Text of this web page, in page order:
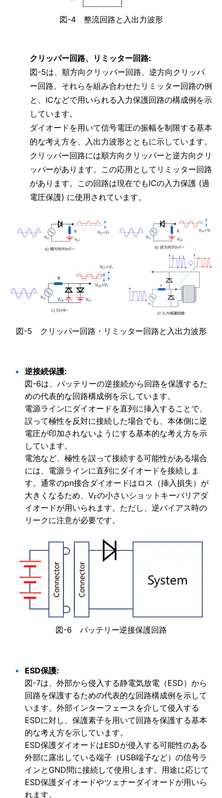
図-4 整流回路と入出力波形
図-5 クリッパー回路・リミッター回路と入出力波形
クリッパー回路、リミッター回路:
図-5は、順方向クリッパー回路、逆方向クリッパ
ー回路、それらを組み合わせたリミッター回路の例
と、ICなどで用いられる入力保護回路の構成例を示
しています。
ダイオードを用いて信号電圧の振幅を制限する基本
的な考え方を、入出力波形とともに示しています。
クリッパー回路には順方向クリッパーと逆方向クリ
ッパーがあります。この応用としてリミッター回路
があります。この回路は現在でもICの入力保護 (過
電圧保護) に使用されています。
図-6 バッテリー逆接保護回路
逆接続保護:
図-6は、バッテリーの逆接続から回路を保護するた
めの代表的な回路構成例を示しています。
電源ラインにダイオードを直列に挿入することで、
誤って極性を反対に接続した場合でも、本体側に逆
電圧が印加されないようにする基本的な考え方を示
しています。
電池など、極性を誤って接続する可能性がある場合
には、電源ラインに直列にダイオードを接続しま
す。通常のpn接合ダイオードはロス（挿入損失）が
大きくなるため、VFの小さいショットキーバリアダ
イオードが用いられます。ただし、逆バイアス時の
リークに注意が必要です。
ESD保護:
図-7は、外部から侵入する静電気放電（ESD）から
回路を保護するための代表的な回路構成例を示して
います。外部インターフェースを介して侵入する
ESDに対し、保護素子を用いて回路を保護する基本
的な考え方を示しています。
ESD保護ダイオードはESDが侵入する可能性のある
外部に露出している端子（USB端子など）の信号ラ
インとGND間に接続して使用します。用途に応じて
ESD保護ダイオードやツェナーダイオードが用いら
れます。